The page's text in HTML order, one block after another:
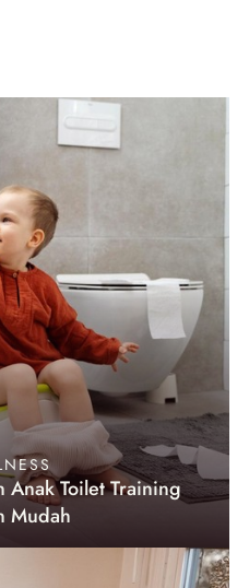
Anak Toilet Training
Mudah